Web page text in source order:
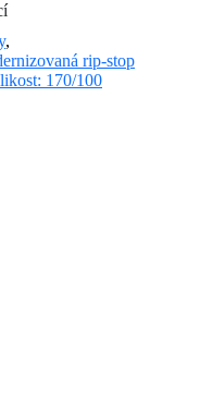
,
rip-stop
170/100